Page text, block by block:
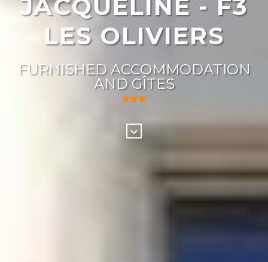
JACQUELINE - F3
LES OLIVIERS
FURNISHED ACCOMMODATION
AND GÎTES